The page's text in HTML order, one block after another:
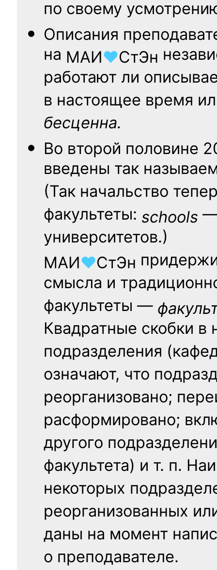
по своему
Описания
на МАИ♥СтЭн
работают ли
в настоящее время
бесценна.
Во второй половине
введены так
(Так начальство
факультеты: schools —
университетов.)
МАИ♥СтЭн
смысла и
факультеты —
Квадратные скобки в
подразделения
означают, что
реорганизовано;
расформировано;
другого
факультета) и т. п.
некоторых
реорганизованных
даны на момент
о преподавателе.